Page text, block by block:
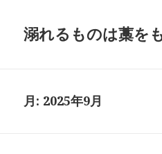
溺れるものは藁を
月: 2025年9月